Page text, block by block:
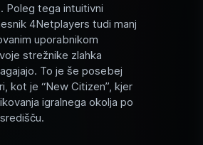
Poleg tega intuitivni
4Netplayers tudi manj
uporabnikom
strežnike zlahka
To je še posebej
kot je “New Citizen”, kjer
igralnega okolja po